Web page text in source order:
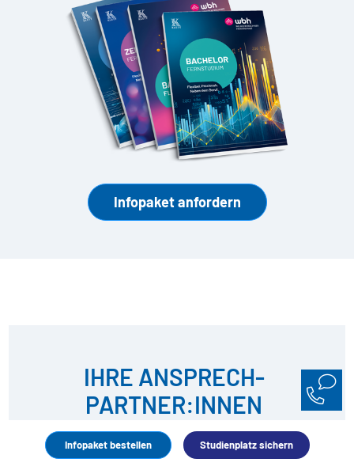
Infopaket bestellen Studienplatz sichern
Infopaket anfordern
IHRE ANSPRECH­
PARTNER:INNEN